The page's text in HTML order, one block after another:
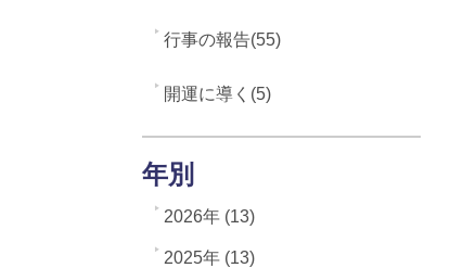
行事の報告(55)
開運に導く(5)
年別
2026年 (13)
2025年 (13)